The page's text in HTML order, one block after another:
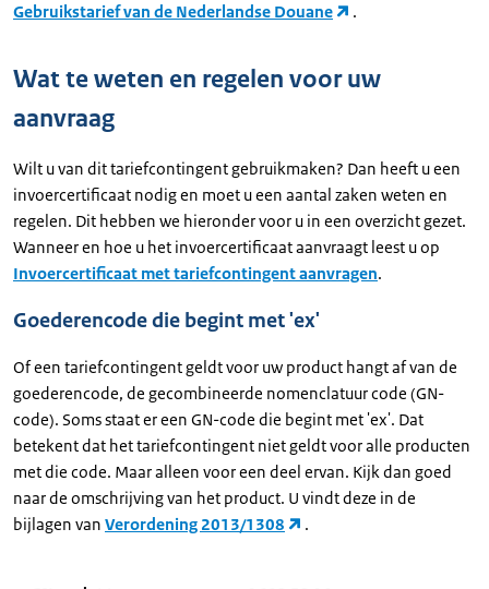
Gebruikstarief van de Nederlandse Douane
.
Wat te weten en regelen voor uw
aanvraag
Wilt u van dit tariefcontingent gebruikmaken? Dan heeft u een
invoercertificaat nodig en moet u een aantal zaken weten en
regelen. Dit hebben we hieronder voor u in een overzicht gezet.
Wanneer en hoe u het invoercertificaat aanvraagt leest u op
Invoercertificaat met tariefcontingent aanvragen.
Goederencode die begint met 'ex'
Of een tariefcontingent geldt voor uw product hangt af van de
goederencode, de gecombineerde nomenclatuur code (GN-
code). Soms staat er een GN-code die begint met 'ex'. Dat
betekent dat het tariefcontingent niet geldt voor alle producten
met die code. Maar alleen voor een deel ervan. Kijk dan goed
naar de omschrijving van het product. U vindt deze in de
bijlagen van Verordening 2013/1308 .